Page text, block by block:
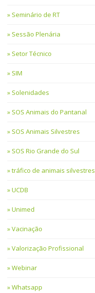
Seminário de RT
Sessão Plenária
Setor Técnico
SIM
Solenidades
SOS Animais do Pantanal
SOS Animais Silvestres
SOS Rio Grande do Sul
tráfico de animais silvestres
UCDB
Unimed
Vacinação
Valorização Profissional
Webinar
Whatsapp